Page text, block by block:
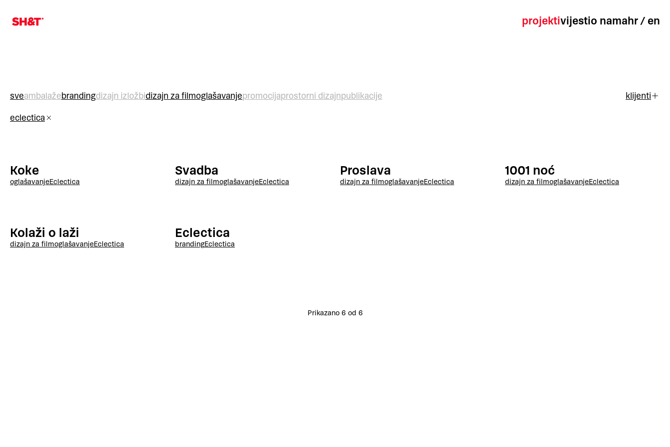
projektivijestio namahr/en
sveambalažebrandingdizajn izložbidizajn za filmoglašavanjepromocijaprostorni dizajnpublikacije
klijenti
eclectica
Koke
oglašavanjeEclectica
Svadba
dizajn za filmoglašavanjeEclectica
Proslava
dizajn za filmoglašavanjeEclectica
1001 noć
dizajn za filmoglašavanjeEclectica
Kolaži o laži
dizajn za filmoglašavanjeEclectica
Eclectica
brandingEclectica
Prikazano 6 od 6